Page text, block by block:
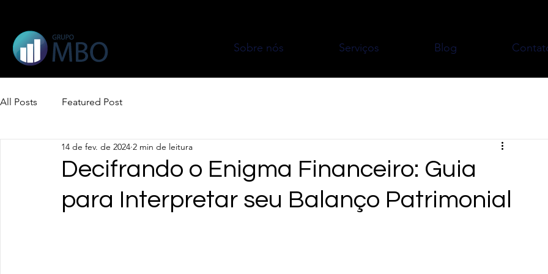
Sobre nós Serviços Blog
All Posts Featured Post
Decifrando o Enigma Financeiro: Guia
para Interpretar seu Balanço Patrimonial
14 de fev. de 2024 2 min de leitura